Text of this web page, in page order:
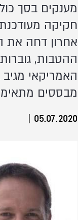
מענקים בסך
חקיקה
ההטבות,
האמריקאי
מבססים
05.07.2020
|